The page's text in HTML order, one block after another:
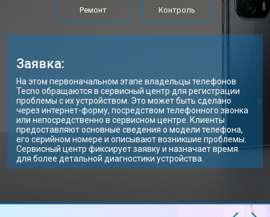
Ремонт Контроль
Заявка:
На этом первоначальном этапе владельцы телефонов
Tecno обращаются в сервисный центр для регистрации
проблемы с их устройством. Это может быть сделано
через интернет-форму, посредством телефонного звонка
или непосредственно в сервисном центре. Клиенты
предоставляют основные сведения о модели телефона,
его серийном номере и описывают возникшие проблемы.
Сервисный центр фиксирует заявку и назначает время
для более детальной диагностики устройства.